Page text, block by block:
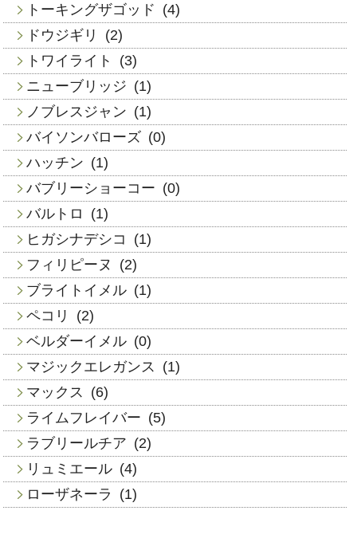
トーキングザゴッド (4)
ドウジギリ
(2)
トワイライト
(3)
ニューブリッジ (1)
ノブレスジャン (1)
バイソンバローズ (0)
ハッチン (1)
バブリーショーコー (0)
バルトロ
(1)
ヒガシナデシコ
(1)
フィリピーヌ
(2)
ブライトイメル (1)
ペコリ
(2)
ベルダーイメル (0)
マジックエレガンス
(1)
マックス
(6)
ライムフレイバー (5)
ラブリールチア (2)
リュミエール (4)
ローザネーラ
(1)